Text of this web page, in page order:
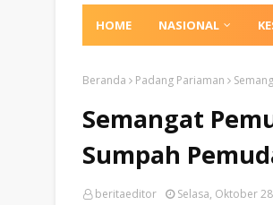
HOME NASIONAL
Beranda Padang Pariaman
Semangat
Sumpah
beritaeditor Selasa, Oktober